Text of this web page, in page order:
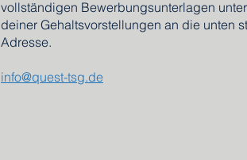
vollständigen Bewerbungsunterlagen
deiner Gehaltsvorstellungen an die unten
Adresse.
info@quest-tsg.de